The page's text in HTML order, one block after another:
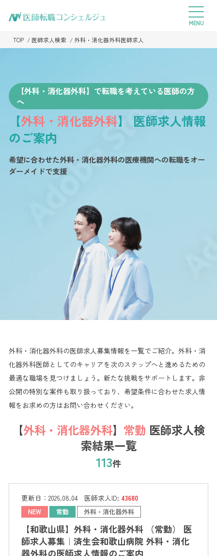
TOP 医師求人検索 外科・消化器外科医師求人
【外科・消化器外科】で転職を考えている医師の方
へ
【外科・消化器外科】 医師求人情報
のご案内
希望に合わせた外科・消化器外科の医療機関への転職をオー
ダーメイドで支援
外科・消化器外科の医師求人募集情報を一覧でご紹介。外科・消
化器外科医師としてのキャリアを次のステップへと進めるための
最適な職場を見つけましょう。新たな挑戦をサポートします。非
公開の特別な案件も取り扱っており、希望条件に合わせた求人情
報をお求めの方はお問い合わせください。
【外科・消化器外科】 常勤 医師求人検
索結果一覧
113件
更新日： 2026.08.04 医師求人ID: 43680
NEW 常勤 外科・消化器外科
【和歌山県】外科・消化器外科 （常勤） 医
師求人募集｜済生会和歌山病院 外科・消化
器外科の医師求人情報のご案内